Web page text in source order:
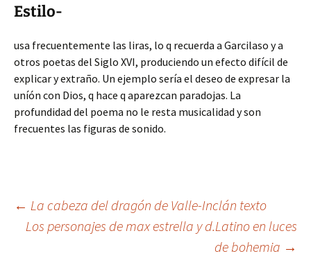
Estilo-
usa frecuentemente las liras, lo q recuerda a Garcilaso y a
otros poetas del Siglo XVI, produciendo un efecto difícil de
explicar y extraño. Un ejemplo sería el deseo de expresar la
uníón con Dios, q hace q aparezcan paradojas. La
profundidad del poema no le resta musicalidad y son
frecuentes las figuras de sonido.
Navegación
← La cabeza del dragón de Valle-Inclán texto
Los personajes de max estrella y d.Latino en luces
de bohemia →